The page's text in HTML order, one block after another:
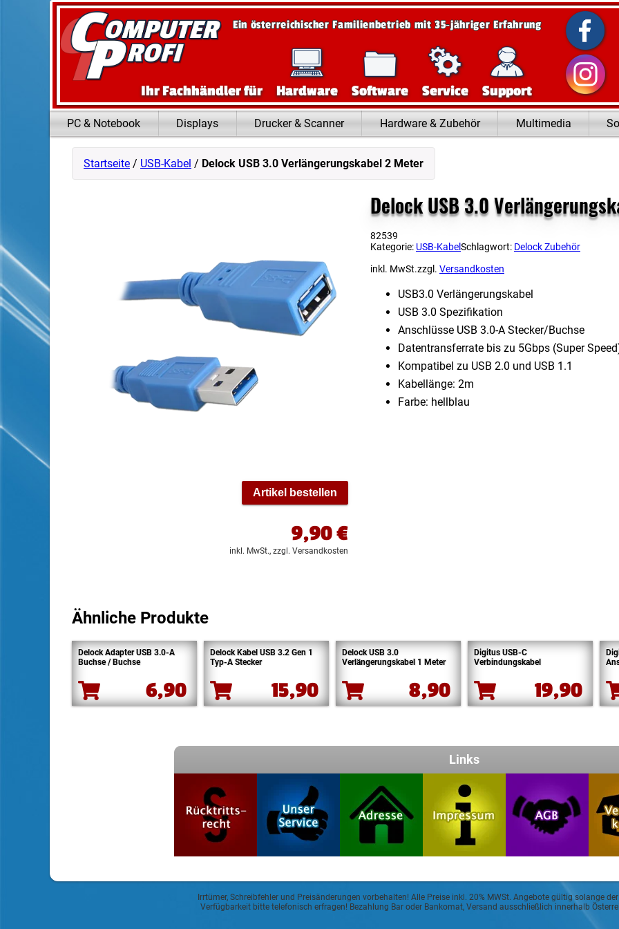
Zum Inhalt springen
Ein österreichischer Familienbetrieb mit 35‑jähriger Erfahrung
Ihr Fachhändler für Hardware Software Service Support
PC & Notebook Displays Drucker & Scanner Hardware & Zubehör Multimedia
Startseite / USB-Kabel / Delock USB 3.0 Verlängerungskabel 2 Meter
Artikel bestellen
9,90€
inkl. MwSt., zzgl. Versandkosten
Delock USB 3.0
82539
Kategorie: USB-KabelSchlagwort: Delock Zubehör
inkl. MwSt.zzgl. Versandkosten
USB3.0 Verlängerungskabel
USB 3.0 Spezifikation
Anschlüsse USB 3.0-A Stecker/Buchse
Datentransferrate bis zu 5Gbps (Super
Kompatibel zu USB 2.0 und USB 1.1
Kabellänge: 2m
Farbe: hellblau
Ähnliche Produkte
Delock Adapter USB 3.0-A
Buchse / Buchse
6,90
Delock Kabel USB 3.2 Gen 1
Typ-A Stecker
15,90
Delock USB 3.0
Verlängerungskabel 1 Meter
8,90
Digitus USB-C
Verbindungskabel
19,90
Links
Irrtümer, Schreibfehler und Preisänderungen vorbehalten! Alle Preise inkl. 20% MWSt. Angebote gültig solange
Verfügbarkeit bitte telefonisch erfragen! Bezahlung Bar oder Bankomat, Versand ausschließlich innerhalb